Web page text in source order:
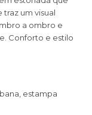
um visual
a ombro e
Conforto e estilo
estampa